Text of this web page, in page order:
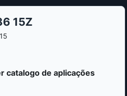
15Z
catalogo de aplicações